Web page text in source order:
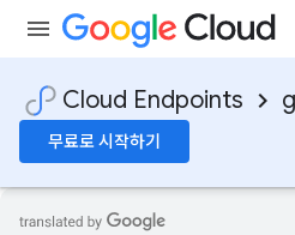
Cloud Endpoints
무료로 시작하기